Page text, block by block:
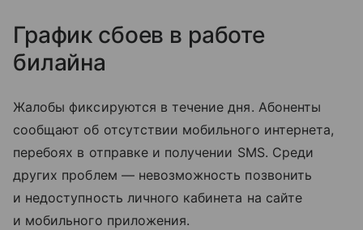
График сбоев в работе
билайна
Жалобы фиксируются в течение дня. Абоненты
сообщают об отсутствии мобильного интернета,
перебоях в отправке и получении SMS. Среди
других проблем — невозможность позвонить
и недоступность личного кабинета на сайте
и мобильного приложения.